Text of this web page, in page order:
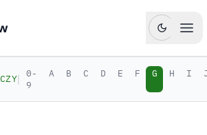
analityka lotnicza
| 0-
9
A B C D E F G H I